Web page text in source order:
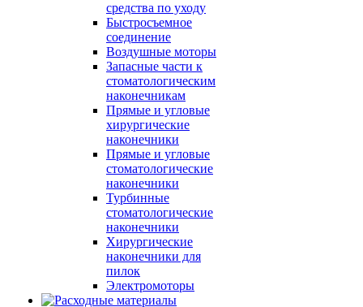
средства по уходу
Быстросъемное
соединение
Воздушные моторы
Запасные части к
стоматологическим
наконечникам
Прямые и угловые
хирургические
наконечники
Прямые и угловые
стоматологические
наконечники
Турбинные
стоматологические
наконечники
Хирургические
наконечники для
пилок
Электромоторы